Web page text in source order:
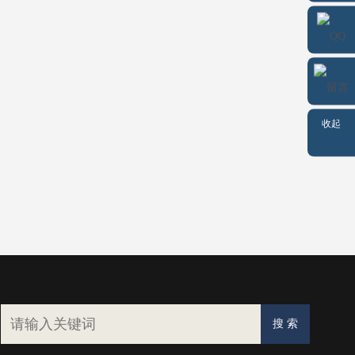
微信
QQ
留言
收起